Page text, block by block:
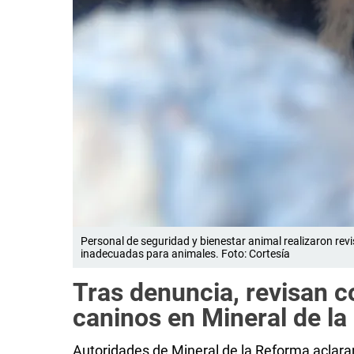
Personal de seguridad y bienestar animal realizaron
inadecuadas para animales. Foto: Cortesía
Tras denuncia, revisan
caninos en Mineral de
Autoridades de Mineral de la Reforma